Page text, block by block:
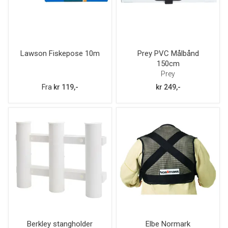
Lawson Fiskepose 10m
Fra kr 119,-
Prey PVC Målbånd
150cm
Prey
kr 249,-
Berkley stangholder Elbe Normark